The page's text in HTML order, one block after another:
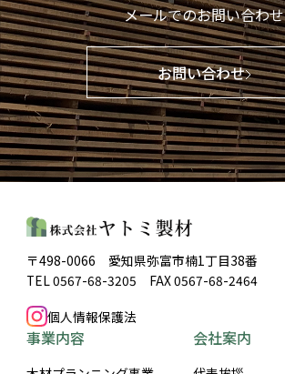
メールでのお問い合わせ
お問い合わせ
〒498-0066 愛知県弥富市楠1丁目38番
TEL 0567-68-3205 FAX 0567-68-2464
個人情報保護法
事業内容 会社案内